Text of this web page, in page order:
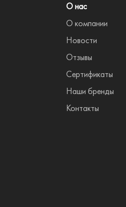
О нас
О компании
Новости
Отзывы
Сертификаты
Наши бренды
Контакты